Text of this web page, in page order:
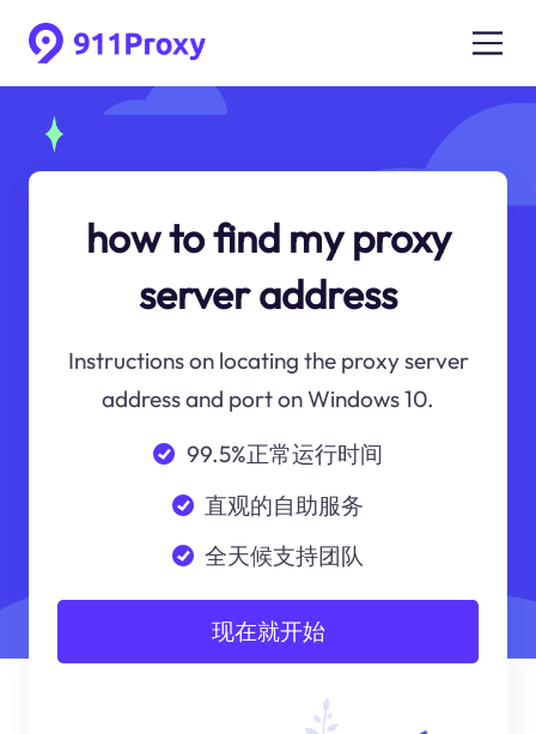
how to find my proxy
server address
Instructions on locating the proxy server
address and port on Windows 10.
99.5%正常运行时间
直观的自助服务
全天候支持团队
现在就开始